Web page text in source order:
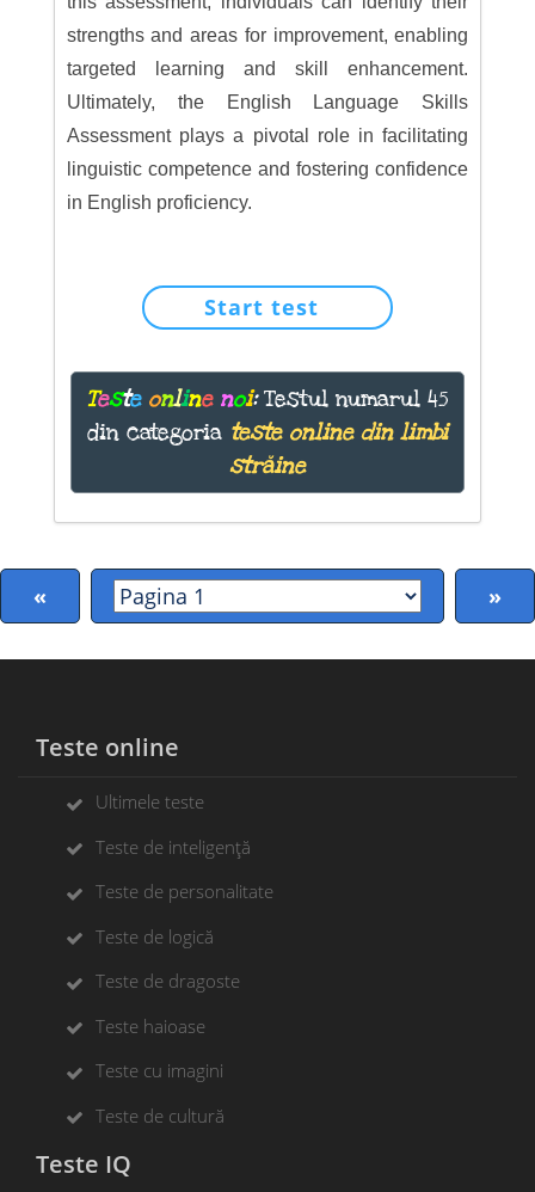
strengths and areas for improvement, enabling
targeted learning and skill enhancement.
Ultimately, the English Language Skills
Assessment plays a pivotal role in facilitating
linguistic competence and fostering confidence
in English proficiency.
Start test
Teste online noi:Testul numarul 45
din categoria teste online din limbi
străine
« »
Teste online
Ultimele teste
Teste de inteligență
Teste de personalitate
Teste de logică
Teste de dragoste
Teste haioase
Teste cu imagini
Teste de cultură
Teste IQ